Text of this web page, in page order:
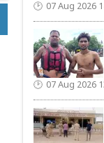
07 Aug 2026
07 Aug 2026